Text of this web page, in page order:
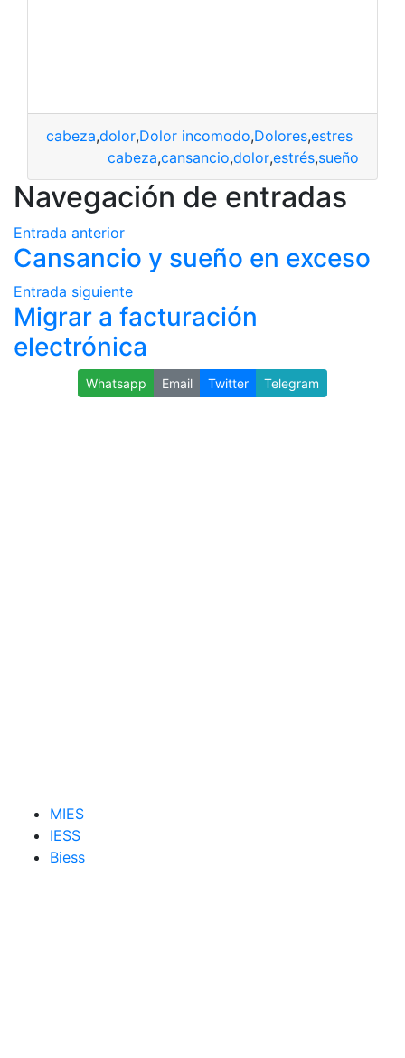
cabeza,dolor,Dolor incomodo,Dolores,estres
cabeza,cansancio,dolor,estrés,sueño
Navegación de entradas
Entrada anterior
Cansancio y sueño en exceso
Entrada siguiente
Migrar a facturación
electrónica
Whatsapp Email Twitter Telegram
MIES
IESS
Biess